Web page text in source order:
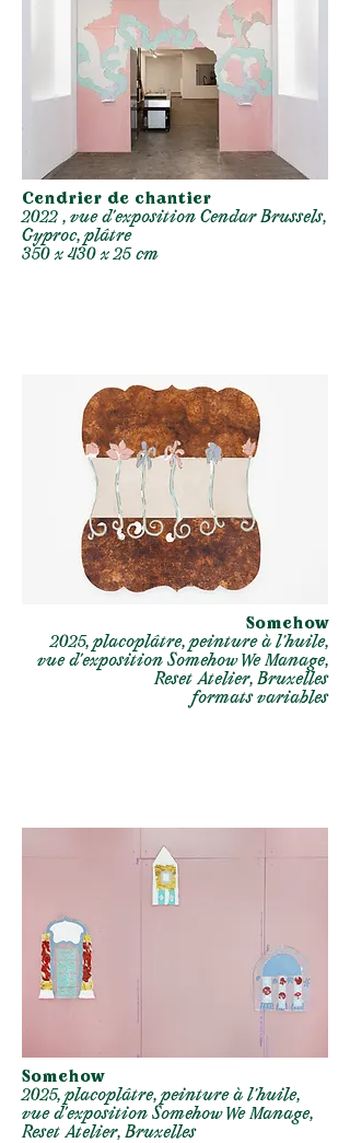
Cendrier de chantier
2022 , vue d’exposition Cendar Brussels,
Gyproc, plâtre
350 x 430 x 25 cm
Somehow
2025, placoplâtre, peinture à l'huile,
vue d’exposition Somehow We Manage,
Reset Atelier, Bruxelles
formats variables
Somehow
2025, placoplâtre, peinture à l'huile,
vue d’exposition Somehow We Manage,
Reset Atelier, Bruxelles